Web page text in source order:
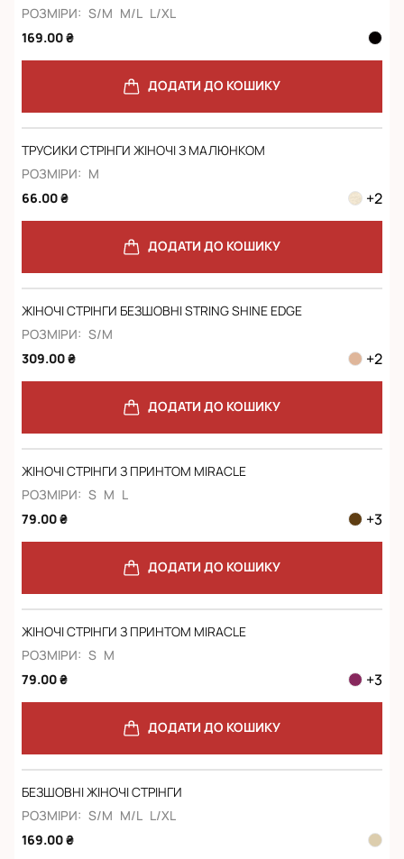
РОЗМІРИ: S/M M/L L/XL
169.00 ₴
ДОДАТИ ДО КОШИКУ
ТРУСИКИ СТРІНГИ ЖІНОЧІ З МАЛЮНКОМ
РОЗМІРИ: M
66.00 ₴
+2
ДОДАТИ ДО КОШИКУ
ЖІНОЧІ СТРІНГИ БЕЗШОВНІ STRING SHINE EDGE
РОЗМІРИ: S/M
309.00 ₴
+2
ДОДАТИ ДО КОШИКУ
ЖІНОЧІ СТРІНГИ З ПРИНТОМ MIRACLE
РОЗМІРИ: S M L
79.00 ₴
+3
ДОДАТИ ДО КОШИКУ
ЖІНОЧІ СТРІНГИ З ПРИНТОМ MIRACLE
РОЗМІРИ: S M
79.00 ₴
+3
ДОДАТИ ДО КОШИКУ
БЕЗШОВНІ ЖІНОЧІ СТРІНГИ
РОЗМІРИ: S/M M/L L/XL
169.00 ₴